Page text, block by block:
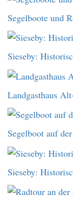
Segelboote und
Sieseby:
Landgasthaus
Segelboot auf
Sieseby: